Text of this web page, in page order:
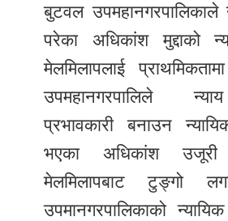
Preeti
unicode
स्थानीय
English
बुटवल उपमहानगरपालिकाले
परेका अधिकांश मुद्दाको
मेलमिलापलाई
उपमहानगरपालिले
प्रभावकारी बनाउन
भएका अधिकांश
मेलमिलापबाट टुङ्गो
उपमानगरपालिकाको